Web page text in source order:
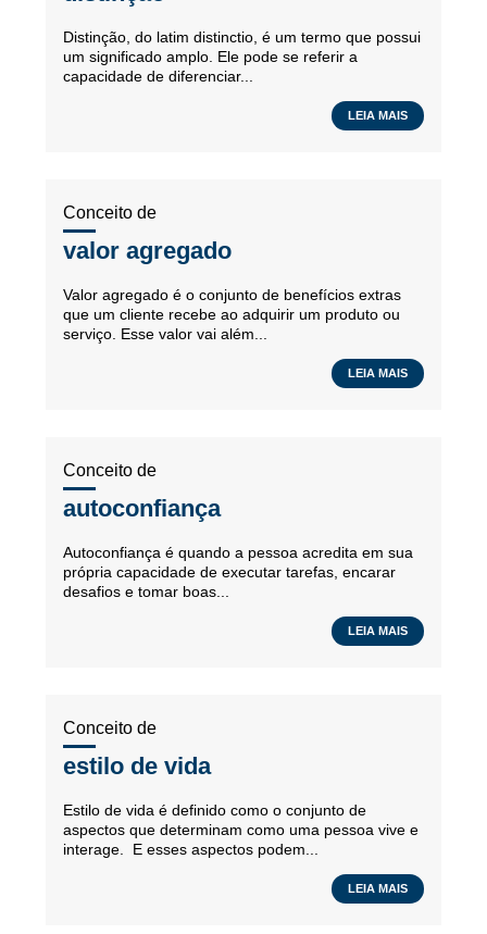
Distinção, do latim distinctio, é um termo que possui
um significado amplo. Ele pode se referir a
capacidade de diferenciar...
LEIA MAIS
Conceito de
valor agregado
Valor agregado é o conjunto de benefícios extras
que um cliente recebe ao adquirir um produto ou
serviço. Esse valor vai além...
LEIA MAIS
Conceito de
autoconfiança
Autoconfiança é quando a pessoa acredita em sua
própria capacidade de executar tarefas, encarar
desafios e tomar boas...
LEIA MAIS
Conceito de
estilo de vida
Estilo de vida é definido como o conjunto de
aspectos que determinam como uma pessoa vive e
interage. E esses aspectos podem...
LEIA MAIS